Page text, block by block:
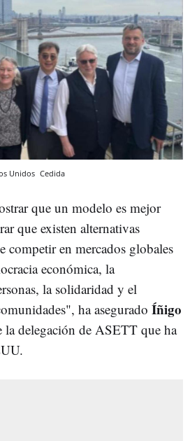
Unidos Cedida
que un modelo es mejor
que existen alternativas
competir en mercados globales
económica, la
la solidaridad y el
ha asegurado Íñigo
la delegación de ASETT que ha